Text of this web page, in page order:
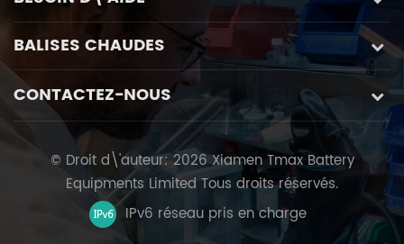
BALISES CHAUDES
CONTACTEZ-NOUS
© Droit d\'auteur: 2026 Xiamen Tmax Battery
Equipments Limited Tous droits réservés.
IPv6 réseau pris en charge